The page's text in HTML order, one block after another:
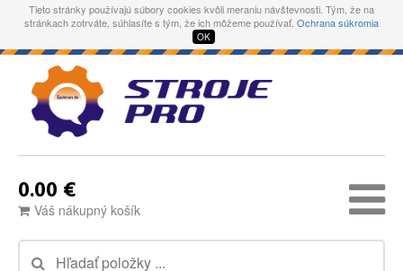
Tieto stránky používajú súbory cookies kvôli meraniu návštevnosti. Tým, že na
stránkach zotrváte, súhlasíte s tým, že ich môžeme používať. Ochrana súkromia
OK
0.00 €
Váš nákupný košík